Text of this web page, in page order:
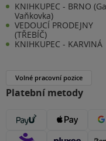
KNIHKUPEC - BRNO
Vaňkovka)
VEDOUCÍ PRODEJNY
(TŘEBÍČ)
KNIHKUPEC - KARVINÁ
Volné pracovní pozice
Platební metody